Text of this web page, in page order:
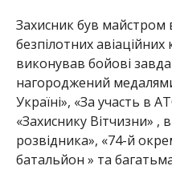
Захисник був майстром
безпілотних
виконував бойові
нагороджений
Україні», «За участь в
«Захиснику Вітчизни» ,
розвідника», «74-й
батальйон » та